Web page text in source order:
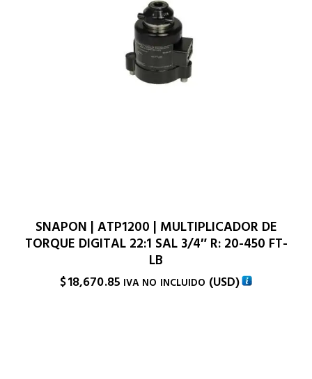
SNAPON | ATP1200 | MULTIPLICADOR DE
TORQUE DIGITAL 22:1 SAL 3/4″ R: 20-450 FT-
LB
$18,670.85 IVA NO INCLUIDO (USD)